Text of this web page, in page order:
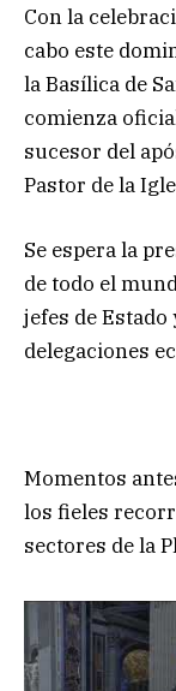
Con la
cabo este
la Basílica de
comienza
sucesor del
Pastor de la
Se espera la
de todo el
jefes de Estado
delegaciones
Momentos
los fieles
sectores de la